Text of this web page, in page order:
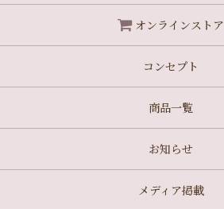
オンラインストア
コンセプト
商品一覧
お知らせ
メディア掲載